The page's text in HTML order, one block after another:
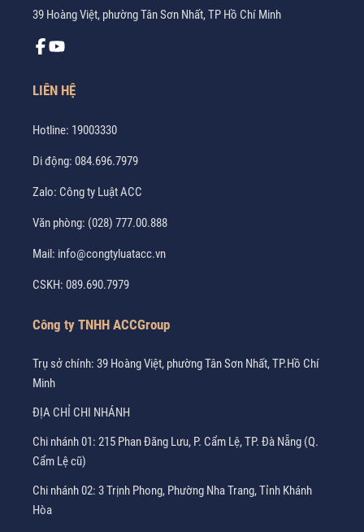
39 Hoàng Việt, phường Tân Sơn Nhất, TP Hồ Chí Minh
LIÊN HỆ
Hotline: 19003330
Di động: 084.696.7979
Zalo: Công ty Luật ACC
Văn phòng: (028) 777.00.888
Mail: info@congtyluatacc.vn
CSKH: 089.690.7979
Công ty TNHH ACCGroup
Trụ sở chính: 39 Hoàng Việt, phường Tân Sơn Nhất, TP.Hồ Chí
Minh
ĐỊA CHỈ CHI NHÁNH
Chi nhánh 01: 215 Phan Đăng Lưu, P. Cẩm Lệ, TP. Đà Nẵng (Q.
Cẩm Lệ cũ)
Chi nhánh 02: 3 Trịnh Phong, Phường Nha Trang, Tỉnh Khánh
Hòa